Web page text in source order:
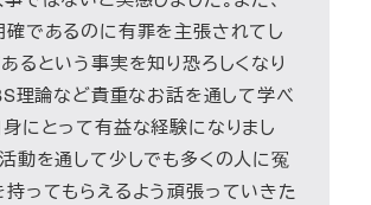
であるのに有罪を主張されてし
るという事実を知り恐ろしくなり
理論など貴重なお話を通して学べ
にとって有益な経験になりまし
動を通して少しでも多くの人に冤
ってもらえるよう頑張っていきた